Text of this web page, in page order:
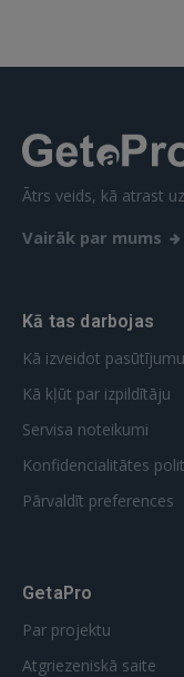
Ātrs veids, kā atrast
Vairāk par mums
Kā tas darbojas
Kā izveidot pasūtījumu
Kā kļūt par izpildītāju
Servisa noteikumi
Konfidencialitātes
Pārvaldīt preferences
GetaPro
Par projektu
Atgriezeniskā saite